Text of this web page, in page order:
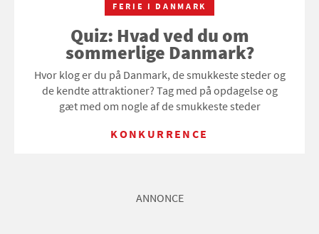
FERIE I DANMARK
Quiz: Hvad ved du om
sommerlige Danmark?
Hvor klog er du på Danmark, de smukkeste steder og
de kendte attraktioner? Tag med på opdagelse og
gæt med om nogle af de smukkeste steder
KONKURRENCE
ANNONCE